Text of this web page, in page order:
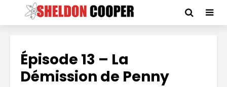
Épisode 13 – La
Démission de Penny